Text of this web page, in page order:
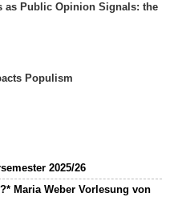
as Public Opinion Signals: the
Populism
2025/26
Maria Weber Vorlesung von